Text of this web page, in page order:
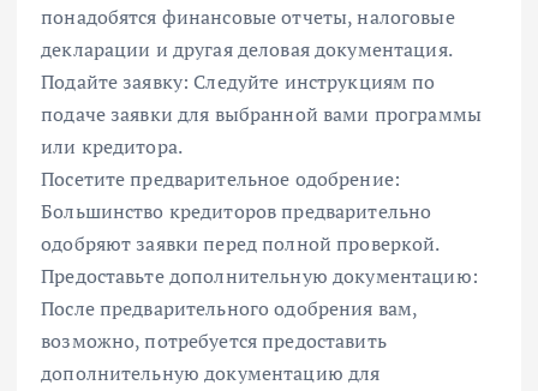
понадобятся финансовые отчеты, налоговые
декларации и другая деловая документация.
Подайте заявку: Следуйте инструкциям по
подаче заявки для выбранной вами программы
или кредитора.
Посетите предварительное одобрение:
Большинство кредиторов предварительно
одобряют заявки перед полной проверкой.
Предоставьте дополнительную документацию:
После предварительного одобрения вам,
возможно, потребуется предоставить
дополнительную документацию для